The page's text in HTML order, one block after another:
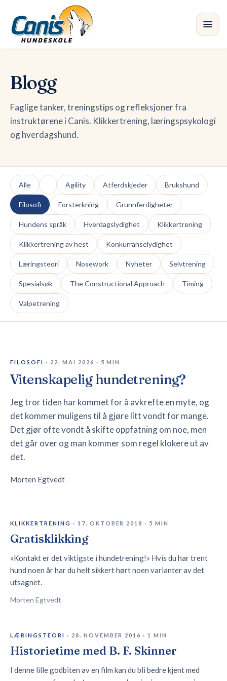
Skip to main content
Kurs
Instruktører
Blogg
🇳🇴
Blogg
Faglige tanker, treningstips og refleksjoner fra
instruktørene i Canis. Klikkertrening, læringspsykologi
og hverdagshund.
Alle Agility Atferdskjeder Brukshund
Filosofi Forsterkning Grunnferdigheter
Hundens språk Hverdagslydighet Klikkertrening
Klikkertrening av hest Konkurranselydighet
Læringsteori Nosework Nyheter Selvtrening
Spesialsøk The Constructional Approach Timing
Valpetrening
FILOSOFI · 22. MAI 2026 · 5 MIN
Vitenskapelig hundetrening?
Jeg tror tiden har kommet for å avkrefte en myte, og
det kommer muligens til å gjøre litt vondt for mange.
Det gjør ofte vondt å skifte oppfatning om noe, men
det går over og man kommer som regel klokere ut av
det.
Morten Egtvedt
KLIKKERTRENING · 17. OKTOBER 2018 · 5 MIN
Gratisklikking
«Kontakt er det viktigste i hundetrening!» Hvis du har trent
hund noen år har du helt sikkert hørt noen varianter av det
utsagnet.
Morten Egtvedt
LÆRINGSTEORI · 28. NOVEMBER 2016 ·1 MIN
Historietime med B. F. Skinner
I denne lille godbiten av en film kan du bli bedre kjent med